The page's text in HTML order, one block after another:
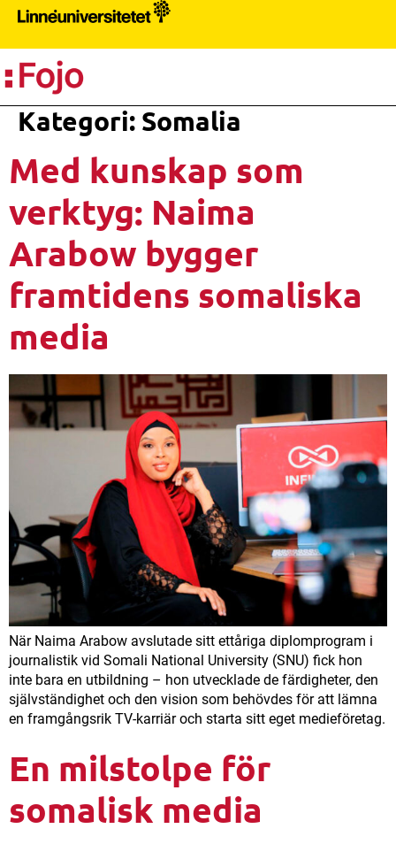
Kategori: Somalia
Med kunskap som
verktyg: Naima
Arabow bygger
framtidens somaliska
media
När Naima Arabow avslutade sitt ettåriga diplomprogram i
journalistik vid Somali National University (SNU) fick hon
inte bara en utbildning – hon utvecklade de färdigheter, den
självständighet och den vision som behövdes för att lämna
en framgångsrik TV-karriär och starta sitt eget medieföretag.
En milstolpe för
somalisk media